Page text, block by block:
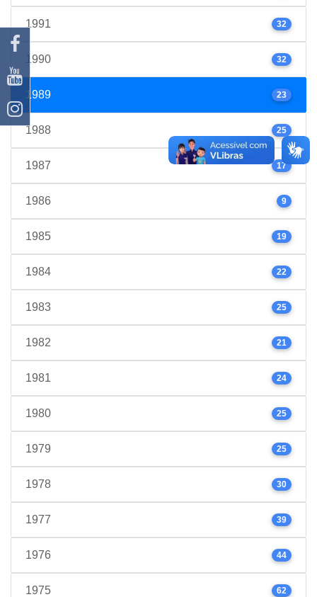
1991 32
1990 32
1989 23
1988 25
1987 17
1986 9
1985 19
1984 22
1983 25
1982 21
1981 24
1980 25
1979 25
1978 30
1977 39
1976 44
1975 62